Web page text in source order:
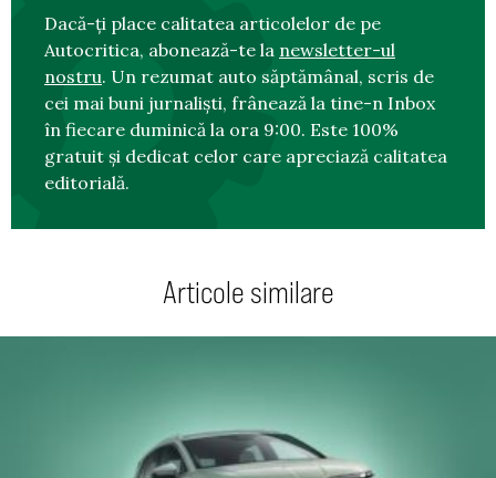
Dacă-ți place calitatea articolelor de pe
Autocritica, abonează-te la newsletter-ul
nostru. Un rezumat auto săptămânal, scris de
cei mai buni jurnaliști, frânează la tine-n Inbox
în fiecare duminică la ora 9:00. Este 100%
gratuit și dedicat celor care apreciază calitatea
editorială.
Articole similare